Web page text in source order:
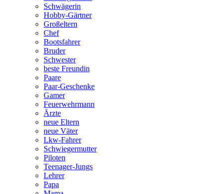
Schwägerin
Hobby-Gärtner
Großeltern
Chef
Bootsfahrer
Bruder
Schwester
beste Freundin
Paare
Paar-Geschenke
Gamer
Feuerwehrmann
Ärzte
neue Eltern
neue Väter
Lkw-Fahrer
Schwiegermutter
Piloten
Teenager-Jungs
Lehrer
Papa